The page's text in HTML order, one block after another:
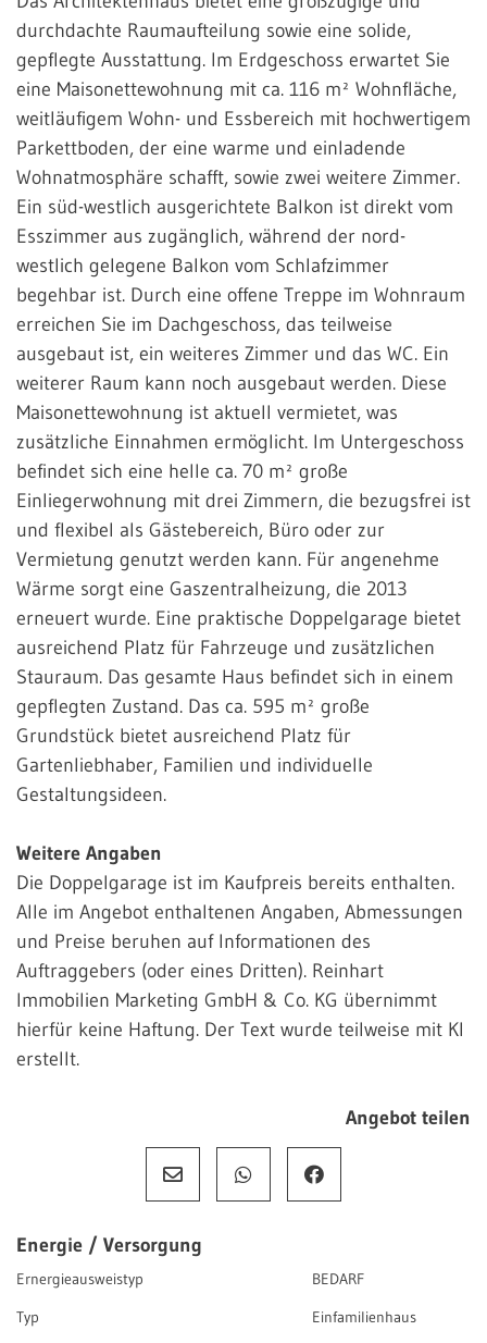
durchdachte Raumaufteilung sowie eine solide,
gepflegte Ausstattung. Im Erdgeschoss erwartet Sie
eine Maisonettewohnung mit ca. 116 m² Wohnfläche,
weitläufigem Wohn- und Essbereich mit hochwertigem
Parkettboden, der eine warme und einladende
Wohnatmosphäre schafft, sowie zwei weitere Zimmer.
Ein süd-westlich ausgerichtete Balkon ist direkt vom
Esszimmer aus zugänglich, während der nord-
westlich gelegene Balkon vom Schlafzimmer
begehbar ist. Durch eine offene Treppe im Wohnraum
erreichen Sie im Dachgeschoss, das teilweise
ausgebaut ist, ein weiteres Zimmer und das WC. Ein
weiterer Raum kann noch ausgebaut werden. Diese
Maisonettewohnung ist aktuell vermietet, was
zusätzliche Einnahmen ermöglicht. Im Untergeschoss
befindet sich eine helle ca. 70 m² große
Einliegerwohnung mit drei Zimmern, die bezugsfrei ist
und flexibel als Gästebereich, Büro oder zur
Vermietung genutzt werden kann. Für angenehme
Wärme sorgt eine Gaszentralheizung, die 2013
erneuert wurde. Eine praktische Doppelgarage bietet
ausreichend Platz für Fahrzeuge und zusätzlichen
Stauraum. Das gesamte Haus befindet sich in einem
gepflegten Zustand. Das ca. 595 m² große
Grundstück bietet ausreichend Platz für
Gartenliebhaber, Familien und individuelle
Gestaltungsideen.
Weitere Angaben
Die Doppelgarage ist im Kaufpreis bereits enthalten.
Alle im Angebot enthaltenen Angaben, Abmessungen
und Preise beruhen auf Informationen des
Auftraggebers (oder eines Dritten). Reinhart
Immobilien Marketing GmbH & Co. KG übernimmt
hierfür keine Haftung. Der Text wurde teilweise mit KI
erstellt.
Angebot teilen
Energie / Versorgung
Ernergieausweistyp
BEDARF
Typ
Einfamilienhaus